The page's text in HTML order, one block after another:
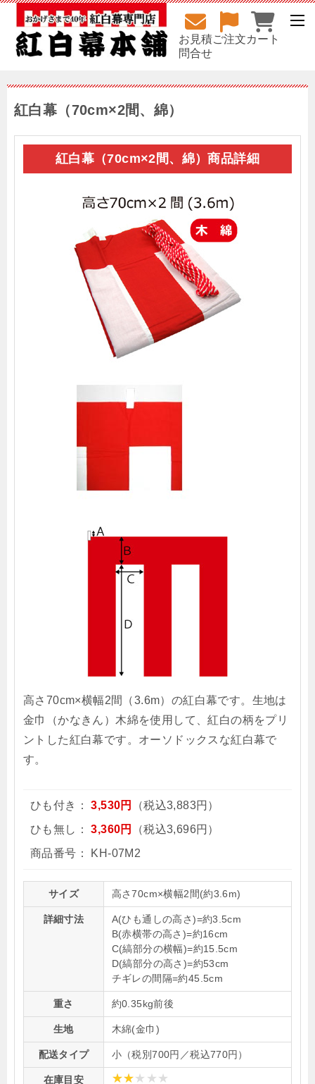
お見積
問合せ
ご注文カート
紅白幕（70cm×2間、綿）
紅白幕（70cm×2間、綿）商品詳細
高さ70cm×横幅2間（3.6m）の紅白幕です。生地は
金巾（かなきん）木綿を使用して、紅白の柄をプリ
ントした紅白幕です。オーソドックスな紅白幕で
す。
ひも付き： 3,530円
（税込3,883円）
ひも無し：
3,360円
（税込3,696円）
商品番号：
KH-07M2
サイズ 高さ70cm×横幅2間(約3.6m)
詳細寸法
A(ひも通しの高さ)=約3.5cm
B(赤横帯の高さ)=約16cm
C(縞部分の横幅)=約15.5cm
D(縞部分の高さ)=約53cm
チギレの間隔=約45.5cm
重さ 約0.35kg前後
生地 木綿(金巾)
配送タイプ 小（税別700円／税込770円）
在庫目安